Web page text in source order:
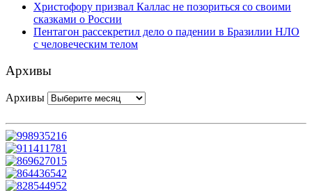
Христофору призвал Каллас не позориться со своими
сказками о России
Пентагон рассекретил дело о падении в Бразилии НЛО
с человеческим телом
Архивы
Архивы